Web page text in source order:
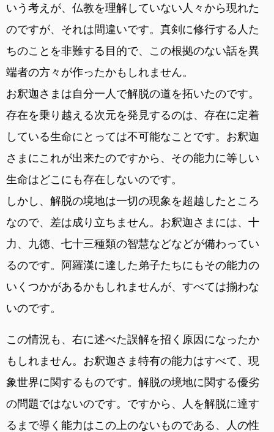
いう考えが、仏教を理解していない人々から現れた
のですが、それは間違いです。真剣に修行する人た
ちのことを非難する目的で、この根拠のない話を異
端者の方々が作ったかもしれません。
お釈迦さまは自分一人で解脱の道を拓いたのです。
存在を乗り越える次元を発見するのは、存在に定着
している生命にとっては不可能なことです。お釈迦
さまにこれが出来たのですから、その能力に等しい
生命はどこにも存在しないのです。
しかし、解脱の境地は一切の現象を超越したところ
なので、差は成り立ちません。お釈迦さまには、十
力、九徳、七十三種類の智慧などなどが備わってい
るのです。阿羅漢に達した弟子たちにもその能力の
いくつかがあるかもしれませんが、すべては揃わな
いのです。
この情況も、右に述べた誤解を招く原因になったか
もしれません。お釈迦さま特有の能力はすべて、現
象世界に関するものです。解脱の境地に関する優劣
の問題ではないのです。ですから、人を解脱に達す
るまで導く能力はこの上のないものである、人の性